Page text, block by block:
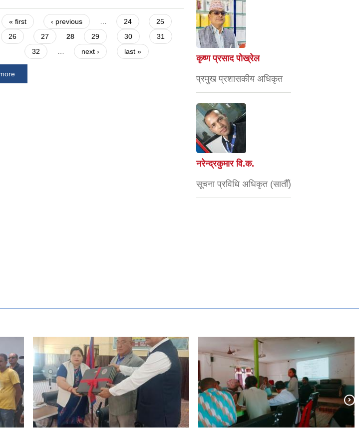
« first ‹ previous … 24
25
26
27 28 29 30
31
32
… next › last »
कृष्ण प्रसाद पोख्रेल
प्रमुख प्रशासकीय अधिकृत
नरेन्द्रकुमार वि.क.
सूचना प्रविधि अधिकृत (सातौँ)